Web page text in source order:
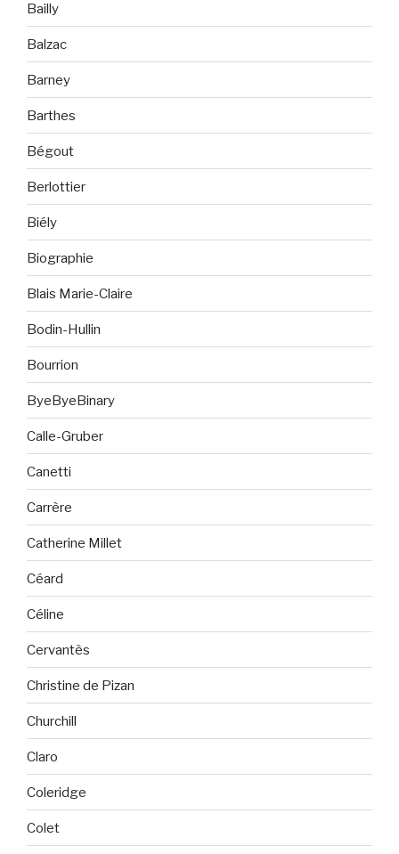
Bailly
Balzac
Barney
Barthes
Bégout
Berlottier
Biély
Biographie
Blais Marie-Claire
Bodin-Hullin
Bourrion
ByeByeBinary
Calle-Gruber
Canetti
Carrère
Catherine Millet
Céard
Céline
Cervantès
Christine de Pizan
Churchill
Claro
Coleridge
Colet